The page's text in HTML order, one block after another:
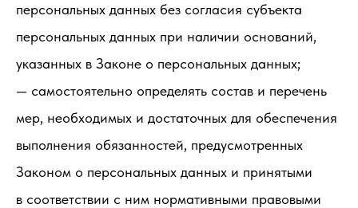
персональных данных без согласия субъекта
персональных данных при наличии оснований,
указанных в Законе о персональных данных;
— самостоятельно определять состав и перечень
мер, необходимых и достаточных для обеспечения
выполнения обязанностей, предусмотренных
Законом о персональных данных и принятыми
в соответствии с ним нормативными правовыми